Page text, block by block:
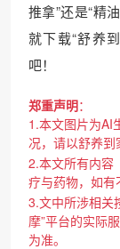
推拿”还是“精
就下载“舒养
吧！
郑重声明：
1.本文图片为AI
况，请以舒养到
2.本文所有内容
疗与药物，如有
3.文中所涉相关
摩”平台的实际
为准。